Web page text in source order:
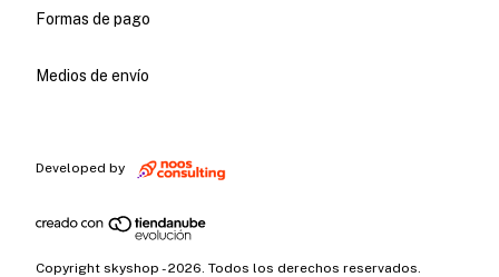
Formas de pago
Medios de envío
Developed by
Copyright skyshop - 2026. Todos los derechos reservados.